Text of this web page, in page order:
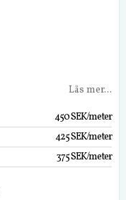
Läs mer...
450 SEK/meter
425 SEK/meter
375 SEK/meter